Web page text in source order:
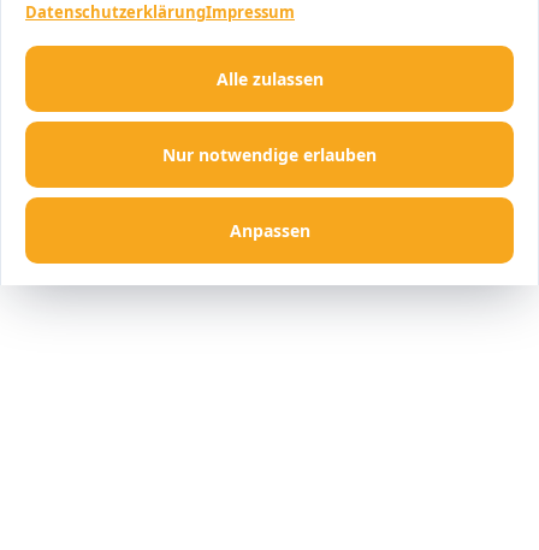
DatenschutzerklärungImpressum
Nur notwendige erlauben
Anpassen
Alle zulassen